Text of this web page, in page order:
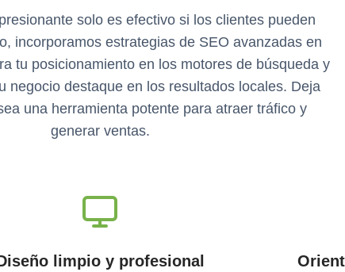
solo es efectivo si los clientes pueden
incorporamos estrategias de SEO avanzadas en
tu posicionamiento en los motores de búsqueda y
negocio destaque en los resultados locales. Deja
una herramienta potente para atraer tráfico y
generar ventas.
limpio y profesional